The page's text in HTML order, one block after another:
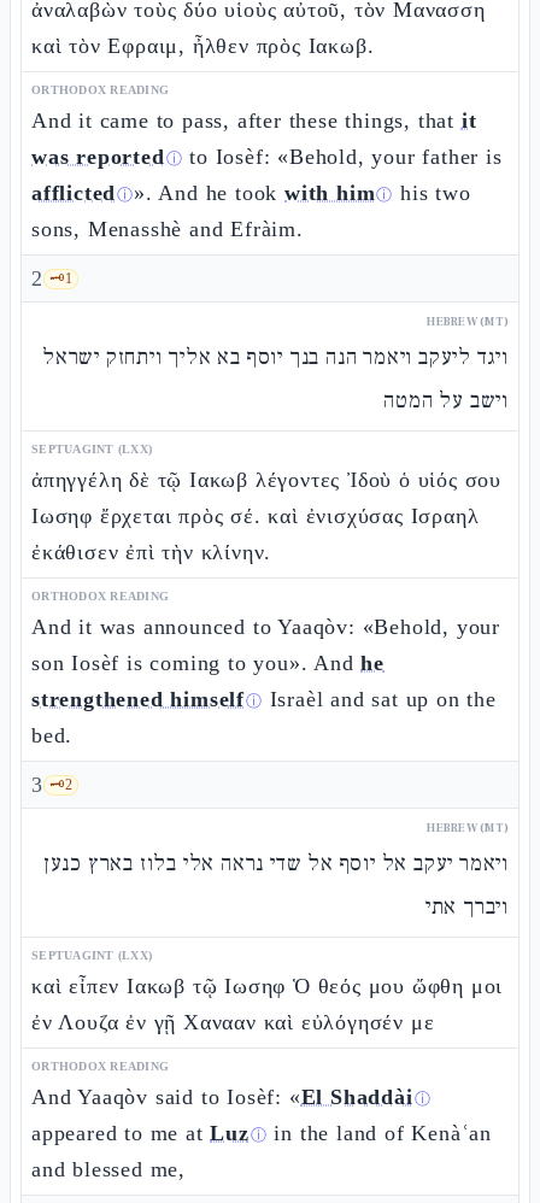
ἀναλαβὼν τοὺς δύο υἱοὺς αὐτοῦ, τὸν Μανασση
καὶ τὸν Εφραιμ, ἦλθεν πρὸς Ιακωβ.
ORTHODOX READING
And it came to pass, after these things, that it
was reportedⓘ to Iosèf: «Behold, your father is
afflictedⓘ». And he tookwith himⓘ his two
sons, Menasshè and Efràim.
2 🗝️1
HEBREW (MT)
ויגד ליעקב ויאמר הנה בנך יוסף בא אליך ויתחזק ישראל
וישב על המטה
SEPTUAGINT (LXX)
ἀπηγγέλη δὲ τῷ Ιακωβ λέγοντες Ἰδοὺ ὁ υἱός σου
Ιωσηφ ἔρχεται πρὸς σέ. καὶ ἐνισχύσας Ισραηλ
ἐκάθισεν ἐπὶ τὴν κλίνην.
ORTHODOX READING
And it was announced to Yaaqòv: «Behold, your
son Iosèf is coming to you». Andhe
strengthened himselfⓘ Israèl and sat up on the
bed.
3 🗝️2
HEBREW (MT)
ויאמר יעקב אל יוסף אל שדי נראה אלי בלוז בארץ כנען
ויברך אתי
SEPTUAGINT (LXX)
καὶ εἶπεν Ιακωβ τῷ Ιωσηφ Ὁ θεός μου ὤφθη μοι
ἐν Λουζα ἐν γῇ Χανααν καὶ εὐλόγησέν με
ORTHODOX READING
And Yaaqòv said to Iosèf: «El Shaddàiⓘ
appeared to me atLuzⓘ in the land of Kenàʿan
and blessed me,